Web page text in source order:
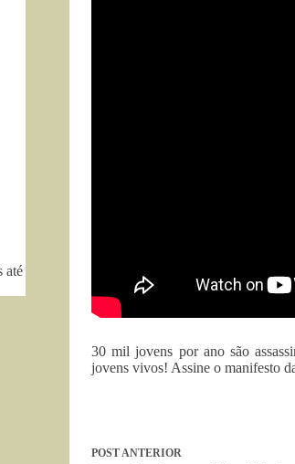
30 mil jovens por ano são
jovens vivos! Assine o manifesto
POSTANTERIOR
até